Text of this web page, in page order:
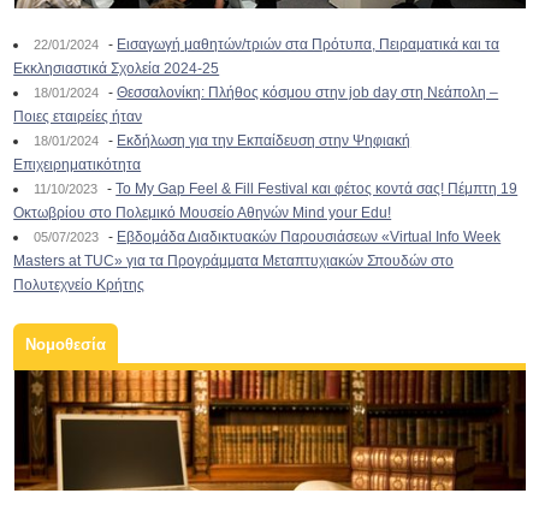
22/01/2024 - Εισαγωγή μαθητών/τριών στα Πρότυπα, Πειραματικά και τα
Εκκλησιαστικά Σχολεία 2024-25
18/01/2024 -Θεσσαλονίκη: Πλήθος κόσμου στην job day στη Νεάπολη –
Ποιες εταιρείες ήταν
18/01/2024 - Εκδήλωση για την Εκπαίδευση στην Ψηφιακή
Επιχειρηματικότητα
11/10/2023 -To My Gap Feel & Fill Festival και φέτος κοντά σας! Πέμπτη 19
Οκτωβρίου στο Πολεμικό Μουσείο Αθηνών Mind your Edu!
05/07/2023 - Εβδομάδα Διαδικτυακών Παρουσιάσεων «Virtual Info Week
Masters at TUC» για τα Προγράμματα Μεταπτυχιακών Σπουδών στο
Πολυτεχνείο Κρήτης
Νομοθεσία